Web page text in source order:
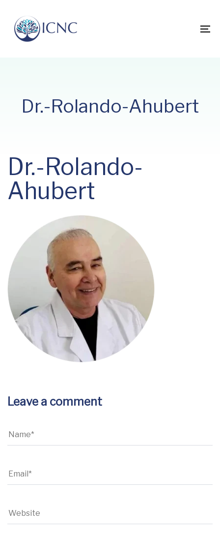
primary
navigation
Dr.-Rolando-Ahubert
Dr.-Rolando-
Ahubert
Leave a comment